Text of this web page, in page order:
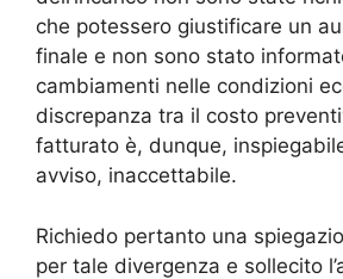
che potessero giustificare un
finale e non sono stato
cambiamenti nelle condizioni
discrepanza tra il costo
fatturato è, dunque,
avviso, inaccettabile.
Richiedo pertanto una
per tale divergenza e sollecito